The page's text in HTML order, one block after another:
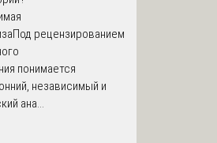
Под рецензированием
понимается
независимый и
ана...